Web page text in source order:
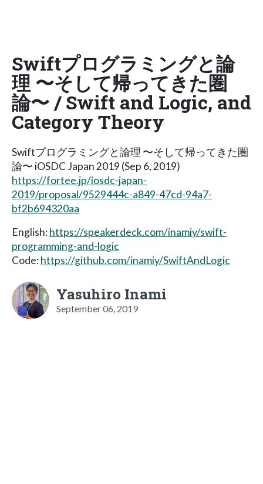
Swiftプログラミングと論
理 〜そして帰ってきた圏
論〜 / Swift and Logic, and
Category Theory
Swiftプログラミングと論理 〜そして帰ってきた圏
論〜 iOSDC Japan 2019 (Sep 6, 2019)
https://fortee.jp/iosdc-japan-
2019/proposal/9529444c-a849-47cd-94a7-
bf2b694320aa
English:https://speakerdeck.com/inamiy/swift-
programming-and-logic
Code:https://github.com/inamiy/SwiftAndLogic
Yasuhiro Inami
September 06, 2019